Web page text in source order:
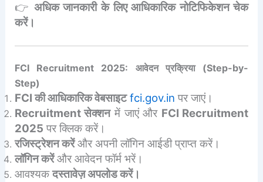
👉 अधिक जानकारी के लिए आधिकारिक नोटिफिकेशन चेक
करें।
FCI Recruitment 2025: आवेदन प्रक्रिया (Step-by-
Step)
FCI की आधिकारिक वेबसाइट fci.gov.in पर जाएं।
Recruitment सेक्शनमें जाएं और FCI Recruitment
2025 पर क्लिक करें।
रजिस्ट्रेशन करेंऔर अपनी लॉगिन आईडी प्राप्त करें।
लॉगिन करेंऔर आवेदन फॉर्म भरें।
आवश्यकदस्तावेज़ अपलोड करें।